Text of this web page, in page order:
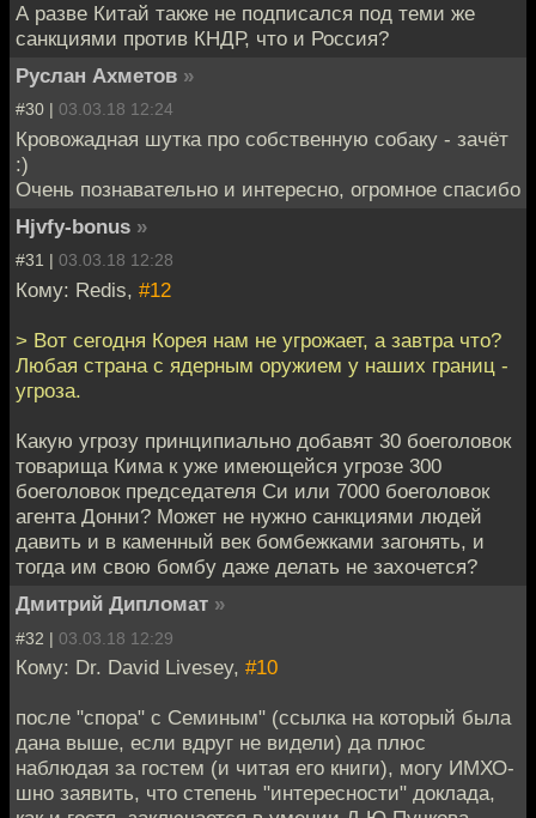
А разве Китай также не подписался под теми же
санкциями против КНДР, что и Россия?
Руслан Ахметов »
#30 | 03.03.18 12:24
Кровожадная шутка про собственную собаку - зачёт
:)
Очень познавательно и интересно, огромное спасибо
Hjvfy-bonus »
#31 | 03.03.18 12:28
Кому: Redis, #12
> Вот сегодня Корея нам не угрожает, а завтра что?
Любая страна с ядерным оружием у наших границ -
угроза.
Какую угрозу принципиально добавят 30 боеголовок
товарища Кима к уже имеющейся угрозе 300
боеголовок председателя Си или 7000 боеголовок
агента Донни? Может не нужно санкциями людей
давить и в каменный век бомбежками загонять, и
тогда им свою бомбу даже делать не захочется?
Дмитрий Дипломат »
#32 | 03.03.18 12:29
Кому: Dr. David Livesey, #10
после "спора" с Семиным" (ссылка на который была
дана выше, если вдруг не видели) да плюс
наблюдая за гостем (и читая его книги), могу ИМХО-
шно заявить, что степень "интересности" доклада,